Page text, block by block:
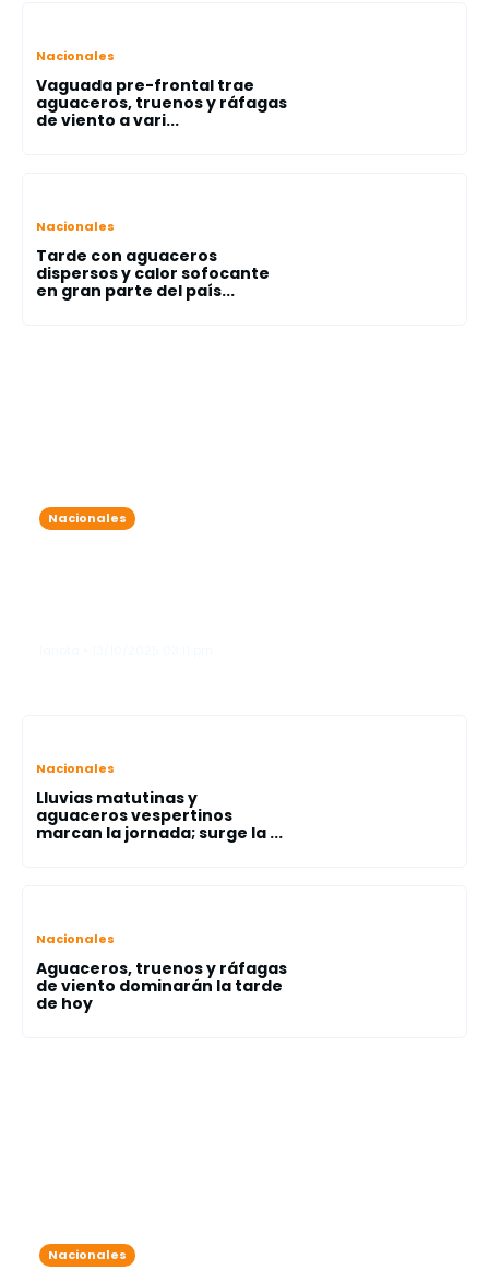
Nacionales
Vaguada pre-frontal trae
aguaceros, truenos y ráfagas
de viento a vari...
Nacionales
Tarde con aguaceros
dispersos y calor sofocante
en gran parte del país...
Nacionales
Nacionales
Lluvias matutinas y
aguaceros vespertinos
marcan la jornada; surge la ...
Nacionales
Aguaceros, truenos y ráfagas
de viento dominarán la tarde
de hoy
Nacionales